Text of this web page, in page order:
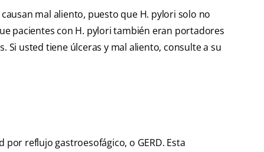
mal aliento, puesto que H. pylori solo no
pacientes con H. pylori también eran portadores
Si usted tiene úlceras y mal aliento, consulte a su
reflujo gastroesofágico, o GERD. Esta